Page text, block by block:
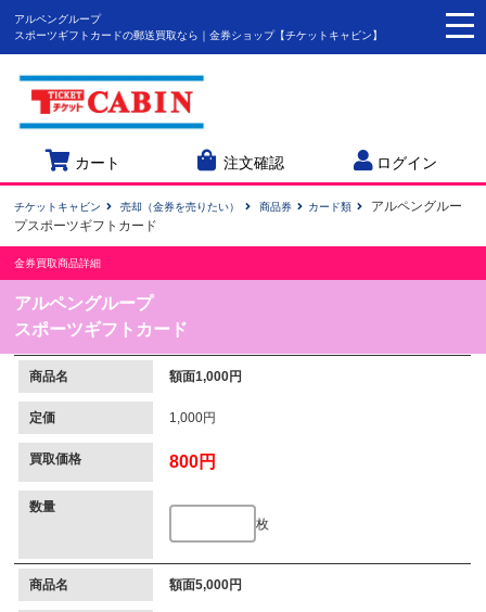
アルペングループ
スポーツギフトカードの郵送買取なら｜金券ショップ【チケットキャビン】
カート 注文確認 ログイン
チケットキャビン 売却（金券を売りたい） 商品券 カード類
アルペングルー
プスポーツギフトカード
金券買取商品詳細
アルペングループ
スポーツギフトカード
商品名 額面1,000円
定価 1,000円
買取価格 800円
数量
枚
商品名 額面5,000円